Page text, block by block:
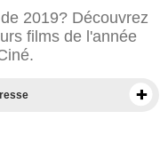
2019? Découvrez
films de l'année